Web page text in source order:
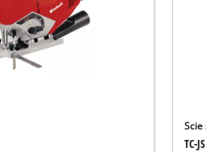
Scie
TC-